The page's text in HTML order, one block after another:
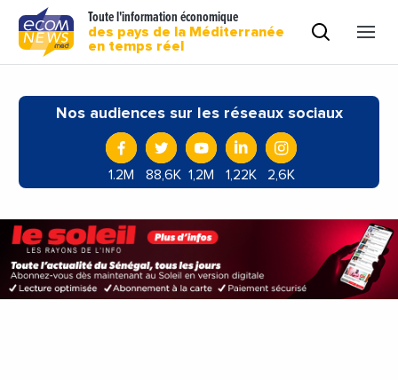
Toute l'information économique
des pays de la Méditerranée
en temps réel
Nos audiences sur les réseaux sociaux
1.2M 88,6K 1,2M 1,22K 2,6K